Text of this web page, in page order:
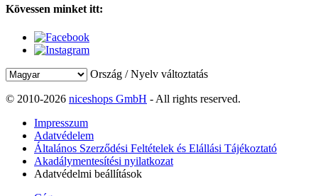
Kövessen minket itt:
Ország / Nyelv változtatás
© 2010-2026 niceshops GmbH - All rights reserved.
Impresszum
Adatvédelem
Általános Szerződési Feltételek és Elállási Tájékoztató
Akadálymentesítési nyilatkozat
Adatvédelmi beállítások